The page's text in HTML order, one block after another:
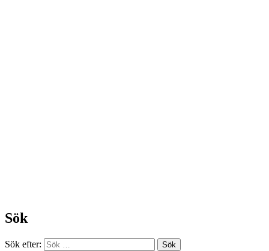
Sök
Sök efter: